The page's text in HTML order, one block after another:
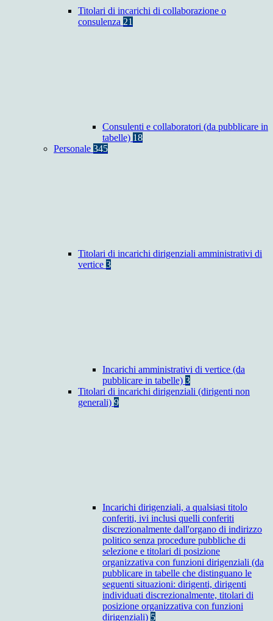
Titolari di incarichi di collaborazione o
consulenza 21
Consulenti e collaboratori (da pubblicare in
tabelle) 18
Personale 345
Titolari di incarichi dirigenziali amministrativi di
vertice 3
Incarichi amministrativi di vertice (da
pubblicare in tabelle) 3
Titolari di incarichi dirigenziali (dirigenti non
generali) 9
Incarichi dirigenziali, a qualsiasi titolo
conferiti, ivi inclusi quelli conferiti
discrezionalmente dall'organo di indirizzo
politico senza procedure pubbliche di
selezione e titolari di posizione
organizzativa con funzioni dirigenziali (da
pubblicare in tabelle che distinguano le
seguenti situazioni: dirigenti, dirigenti
individuati discrezionalmente, titolari di
posizione organizzativa con funzioni
dirigenziali) 5